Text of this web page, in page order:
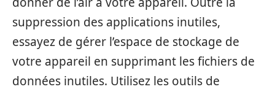
suppression des applications inutiles,
essayez de gérer l’espace de stockage de
votre appareil en supprimant les fichiers de
données inutiles. Utilisez les outils de